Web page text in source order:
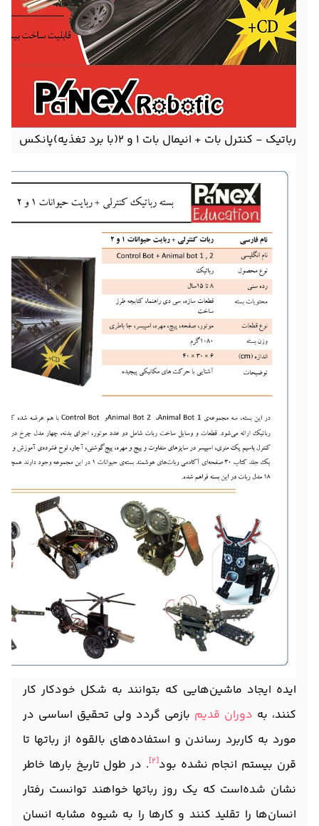
رباتیک - کنترل بات + انیمال بات 1 و 2(با برد تغذیه)پانکس
ایده ایجاد ماشین‌هایی که بتوانند به شکل خودکار کار
کنند، به دوران قدیم بازمی گردد ولی تحقیق اساسی در
مورد به کاربرد رساندن و استفاده‌های بالقوه از رباتها تا
قرن بیستم انجام نشده بود[2]
. در طول تاریخ بارها خاطر
نشان شده‌است که یک روز رباتها خواهند توانست رفتار
انسان‌ها را تقلید کنند و کارها را به شیوه مشابه انسان